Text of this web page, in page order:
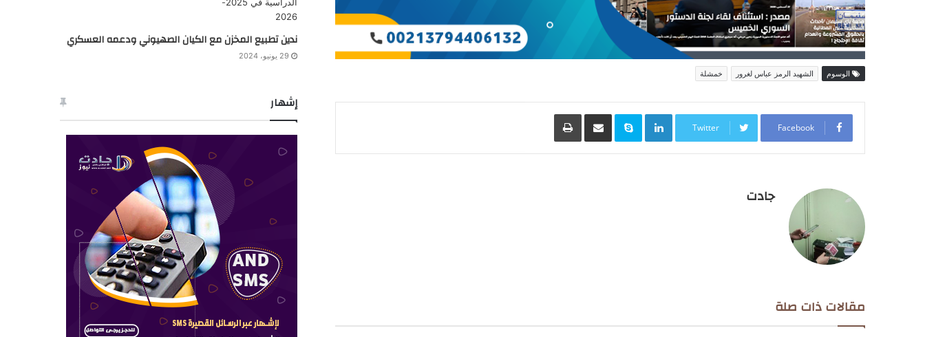
الوسوم الشهيد الرمز عباس لغرور خمشلة
Facebook
Twitter
LinkedIn
Skype مشاركة عبر البريد طباعة
جادت
مقالات ذات صلة
ندين تطبيع المخزن مع الكيان الصهيوني ودعمه العسكري
29 يونيو، 2024
إشهار